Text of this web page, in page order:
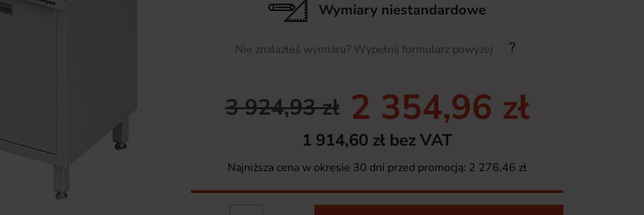
Wymiary niestandardowe
Nie znalazłeś wymiaru? Wypełnij formularz powyżej
3 924,93 zł 2 354,96 zł
1 914,60 zł bez VAT
Najniższa cena w okresie 30 dni przed promocją: 2 276,46 zł